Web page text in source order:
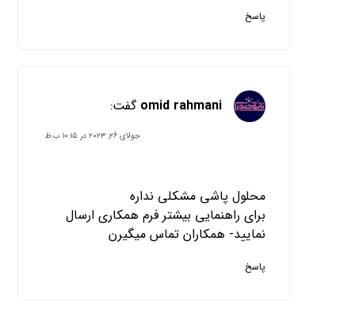
پاسخ
omid rahmani گفت:
جولای ۲۶, ۲۰۲۳ در ۱۰:۱۵ ب.ظ
محلول پاشی مشکلی نداره
برای راهنمایی بیشتر فرم همکاری ارسال
نمایید- همکاران تماس میگیرن
پاسخ